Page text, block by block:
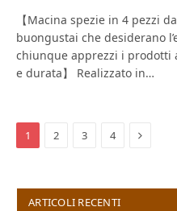
【Macina spezie in 4 pezzi
buongustai che desiderano
chiunque apprezzi i prodotti
e durata】 Realizzato in…
1 2 3 4 Next
ARTICOLI RECENTI